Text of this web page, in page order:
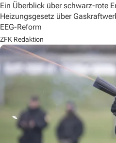
Ein Überblick über schwarz-rote
Heizungsgesetz über
EEG-Reform
ZFK Redaktion